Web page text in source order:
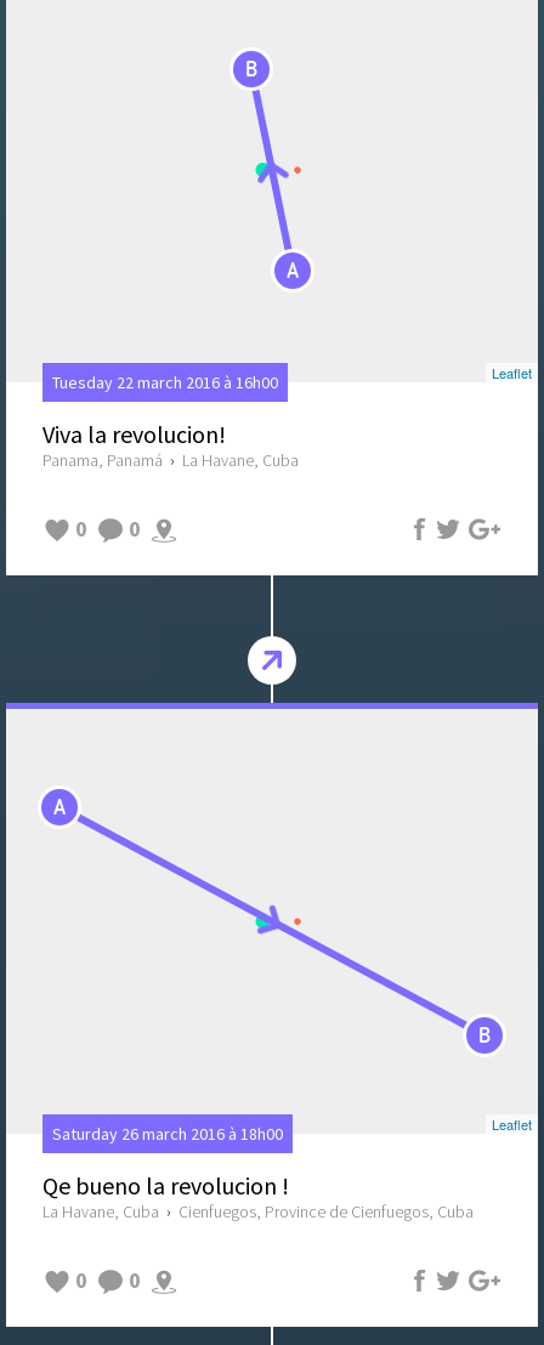
A
B
Leaflet
Tuesday 22 march 2016 à 16h00
Viva la revolucion!
Panama, Panamá › La Havane, Cuba
0 0
A
B
Leaflet
Saturday 26 march 2016 à 18h00
Qe bueno la revolucion !
La Havane, Cuba › Cienfuegos, Province de Cienfuegos, Cuba
0 0